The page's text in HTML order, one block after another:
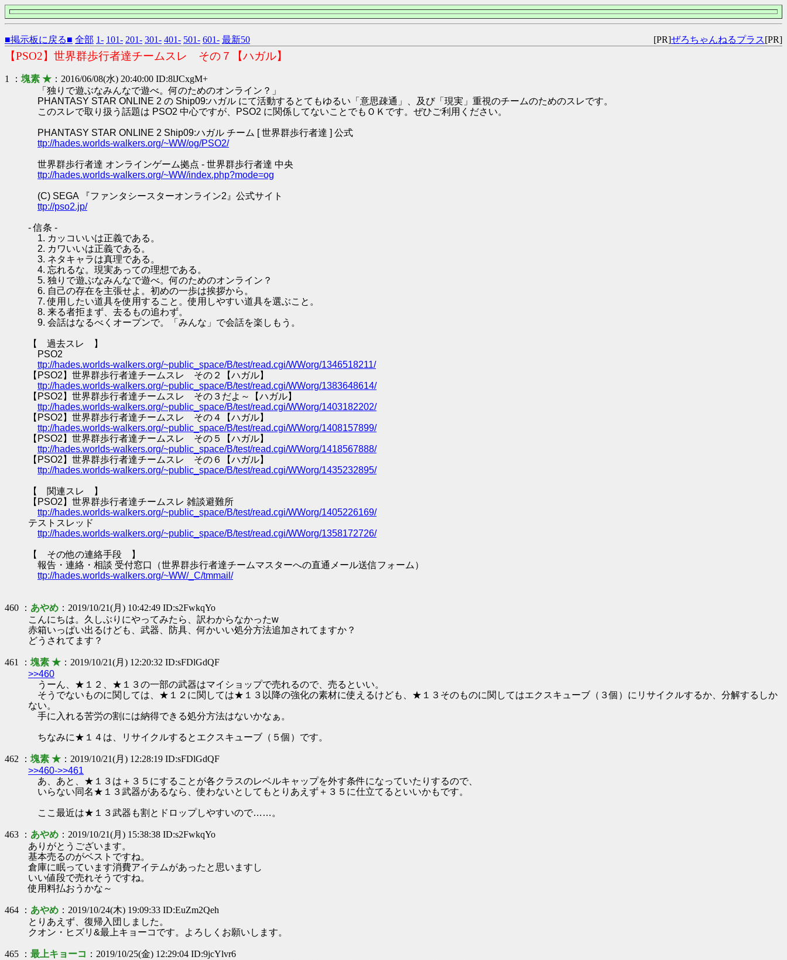
■掲示板に戻る■ 全部 1- 101- 201- 301- 401- 501- 601- 最新50 [PR]ぜろちゃんねるプラス[PR]
【PSO2】世界群歩行者達チームスレ その７【ハガル】
1 ： 塊素 ★ ：2016/06/08(水) 20:40:00 ID:8lJCxgM+
「独りで遊ぶなみんなで遊べ。何のためのオンライン？」
PHANTASY STAR ONLINE 2 の Ship09:ハガル にて活動するとてもゆるい「意思疎通」、及び「現実」重視のチームのためのスレです。
このスレで取り扱う話題は PSO2 中心ですが、PSO2 に関係してないことでもＯＫです。ぜひご利用ください。
PHANTASY STAR ONLINE 2 Ship09:ハガル チーム [ 世界群歩行者達 ] 公式
ttp://hades.worlds-walkers.org/~WW/og/PSO2/
世界群歩行者達 オンラインゲーム拠点 - 世界群歩行者達 中央
ttp://hades.worlds-walkers.org/~WW/index.php?mode=og
(C) SEGA 『ファンタシースターオンライン2』公式サイト
ttp://pso2.jp/
- 信条 -
1. カッコいいは正義である。
2. カワいいは正義である。
3. ネタキャラは真理である。
4. 忘れるな。現実あっての理想である。
5. 独りで遊ぶなみんなで遊べ。何のためのオンライン？
6. 自己の存在を主張せよ。初めの一歩は挨拶から。
7. 使用したい道具を使用すること。使用しやすい道具を選ぶこと。
8. 来る者拒まず、去るもの追わず。
9. 会話はなるべくオープンで。「みんな」で会話を楽しもう。
【 過去スレ 】
PSO2
ttp://hades.worlds-walkers.org/~public_space/B/test/read.cgi/WWorg/1346518211/
【PSO2】世界群歩行者達チームスレ その２【ハガル】
ttp://hades.worlds-walkers.org/~public_space/B/test/read.cgi/WWorg/1383648614/
【PSO2】世界群歩行者達チームスレ その３だよ～【ハガル】
ttp://hades.worlds-walkers.org/~public_space/B/test/read.cgi/WWorg/1403182202/
【PSO2】世界群歩行者達チームスレ その４【ハガル】
ttp://hades.worlds-walkers.org/~public_space/B/test/read.cgi/WWorg/1408157899/
【PSO2】世界群歩行者達チームスレ その５【ハガル】
ttp://hades.worlds-walkers.org/~public_space/B/test/read.cgi/WWorg/1418567888/
【PSO2】世界群歩行者達チームスレ その６【ハガル】
ttp://hades.worlds-walkers.org/~public_space/B/test/read.cgi/WWorg/1435232895/
【 関連スレ 】
【PSO2】世界群歩行者達チームスレ 雑談避難所
ttp://hades.worlds-walkers.org/~public_space/B/test/read.cgi/WWorg/1405226169/
テストスレッド
ttp://hades.worlds-walkers.org/~public_space/B/test/read.cgi/WWorg/1358172726/
【 その他の連絡手段 】
報告・連絡・相談 受付窓口（世界群歩行者達チームマスターへの直通メール送信フォーム）
ttp://hades.worlds-walkers.org/~WW/_C/tmmail/
460 ： あやめ ：2019/10/21(月) 10:42:49 ID:s2FwkqYo
こんにちは。久しぶりにやってみたら、訳わからなかったw
赤箱いっぱい出るけども、武器、防具、何かいい処分方法追加されてますか？
どうされてます？
461 ： 塊素 ★ ：2019/10/21(月) 12:20:32 ID:sFDlGdQF
>>460
うーん、★１２、★１３の一部の武器はマイショップで売れるので、売るといい。
そうでないものに関しては、★１２に関しては★１３以降の強化の素材に使えるけども、★１３そのものに関してはエクスキューブ（３個）にリサイクルするか、分解するしか
ない。
手に入れる苦労の割には納得できる処分方法はないかなぁ。
ちなみに★１４は、リサイクルするとエクスキューブ（５個）です。
462 ： 塊素 ★ ：2019/10/21(月) 12:28:19 ID:sFDlGdQF
>>460->>461
あ、あと、★１３は＋３５にすることが各クラスのレベルキャップを外す条件になっていたりするので、
いらない同名★１３武器があるなら、使わないとしてもとりあえず＋３５に仕立てるといいかもです。
ここ最近は★１３武器も割とドロップしやすいので……。
463 ： あやめ ：2019/10/21(月) 15:38:38 ID:s2FwkqYo
ありがとうございます。
基本売るのがベストですね。
倉庫に眠っています消費アイテムがあったと思いますし
いい値段で売れそうですね。
使用料払おうかな～
464 ： あやめ ：2019/10/24(木) 19:09:33 ID:EuZm2Qeh
とりあえず、復帰入団しました。
クオン・ヒズリ&最上キョーコです。よろしくお願いします。
465 ： 最上キョーコ ：2019/10/25(金) 12:29:04 ID:9jcYlvr6